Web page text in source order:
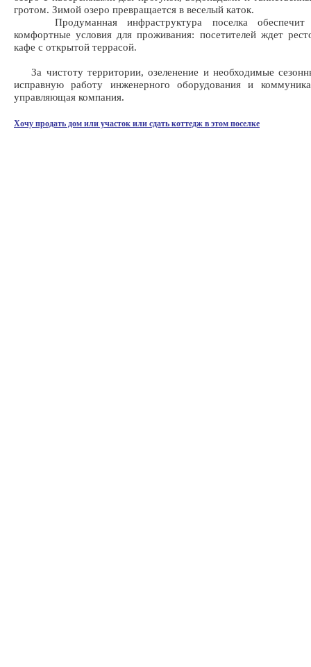
гротом. Зимой озеро превращается в веселый каток.
Продуманная инфраструктура поселка обеспечит
комфортные условия для проживания: посетителей ждет
кафе с открытой террасой.
За чистоту территории, озеленение и необходимые
исправную работу инженерного оборудования и
управляющая компания.
Хочу продать дом или участок или сдать коттедж в этом поселке